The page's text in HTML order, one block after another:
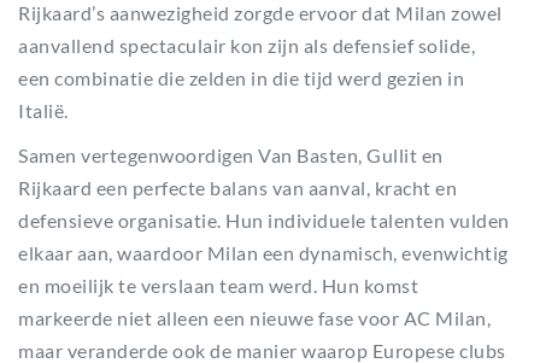
Rijkaard’s aanwezigheid zorgde ervoor dat Milan zowel
aanvallend spectaculair kon zijn als defensief solide,
een combinatie die zelden in die tijd werd gezien in
Italië.
Samen vertegenwoordigen Van Basten, Gullit en
Rijkaard een perfecte balans van aanval, kracht en
defensieve organisatie. Hun individuele talenten vulden
elkaar aan, waardoor Milan een dynamisch, evenwichtig
en moeilijk te verslaan team werd. Hun komst
markeerde niet alleen een nieuwe fase voor AC Milan,
maar veranderde ook de manier waarop Europese clubs